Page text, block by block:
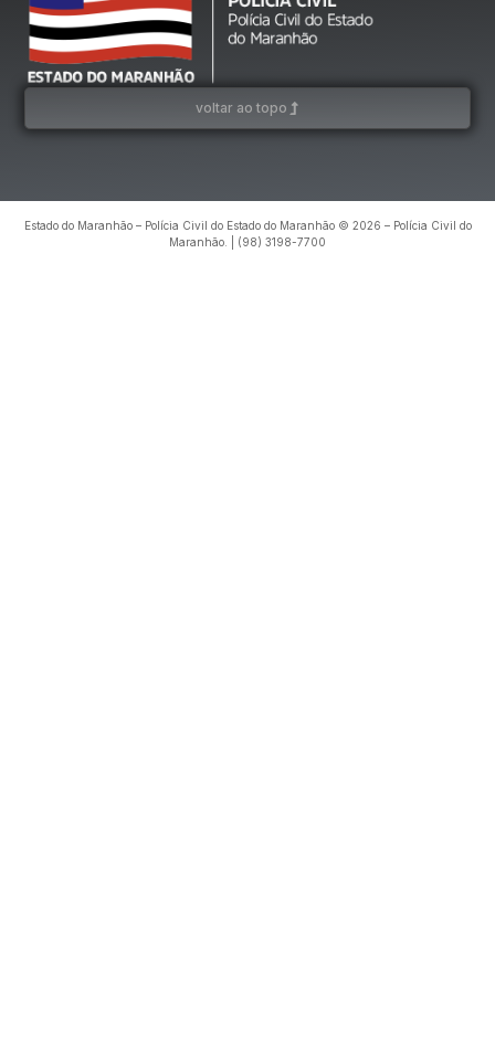
voltar ao topo
Estado do Maranhão – Polícia Civil do Estado do Maranhão © 2026 – Polícia Civil do